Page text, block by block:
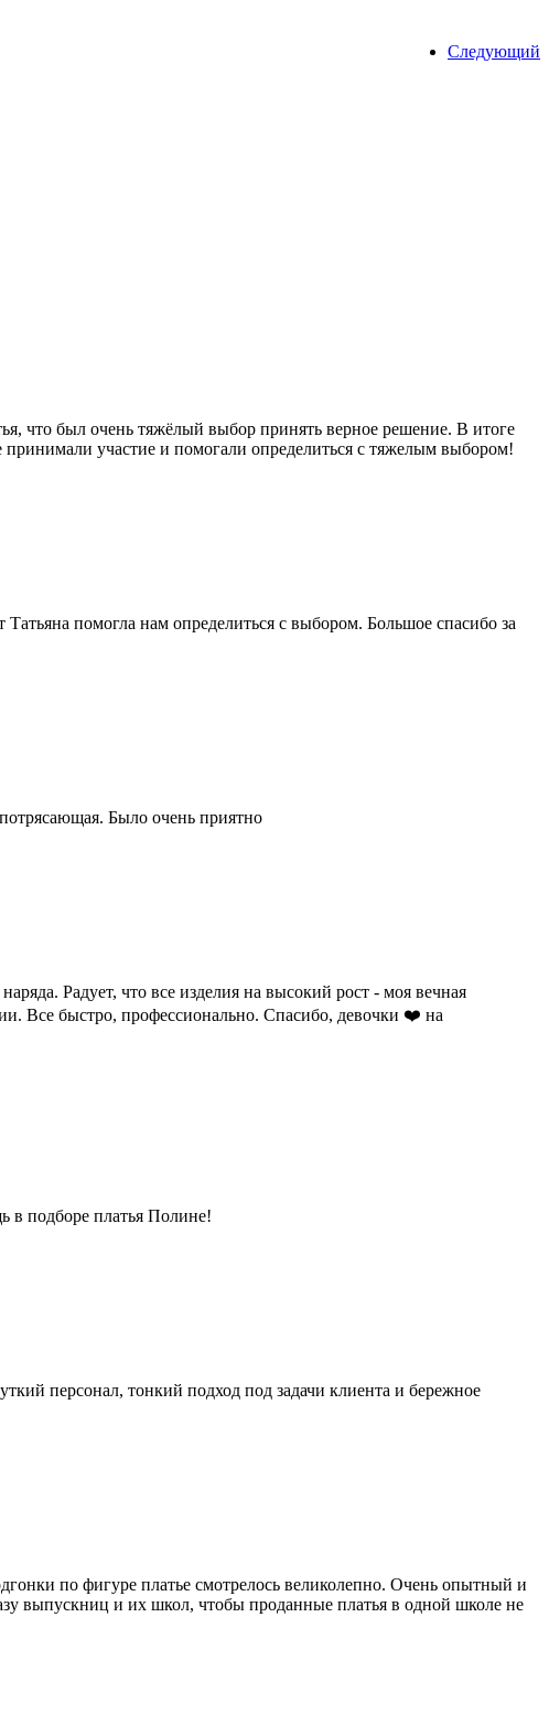
Следующий
что был очень тяжёлый выбор принять верное решение. В итоге
принимали участие и помогали определиться с тяжелым выбором!
помогла нам определиться с выбором. Большое спасибо за
Было очень приятно
Радует, что все изделия на высокий рост - моя вечная
Все быстро, профессионально. Спасибо, девочки ❤️ на
в подборе платья Полине!
персонал, тонкий подход под задачи клиента и бережное
по фигуре платье смотрелось великолепно. Очень опытный и
выпускниц и их школ, чтобы проданные платья в одной школе не